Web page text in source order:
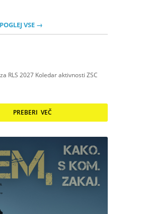
POGLEJ VSE →
RLS 2027 Koledar aktivnosti ZSC
PREBERI VEČ